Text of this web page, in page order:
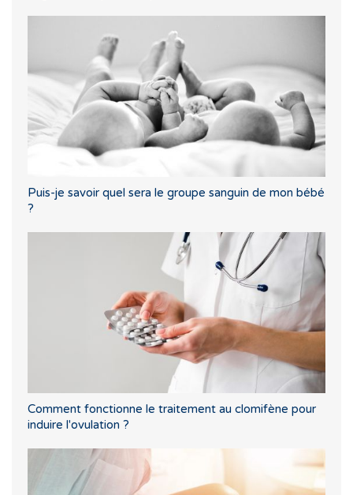
Puis-je savoir quel sera le groupe sanguin de mon bébé
?
Comment fonctionne le traitement au clomifène pour
induire l'ovulation ?